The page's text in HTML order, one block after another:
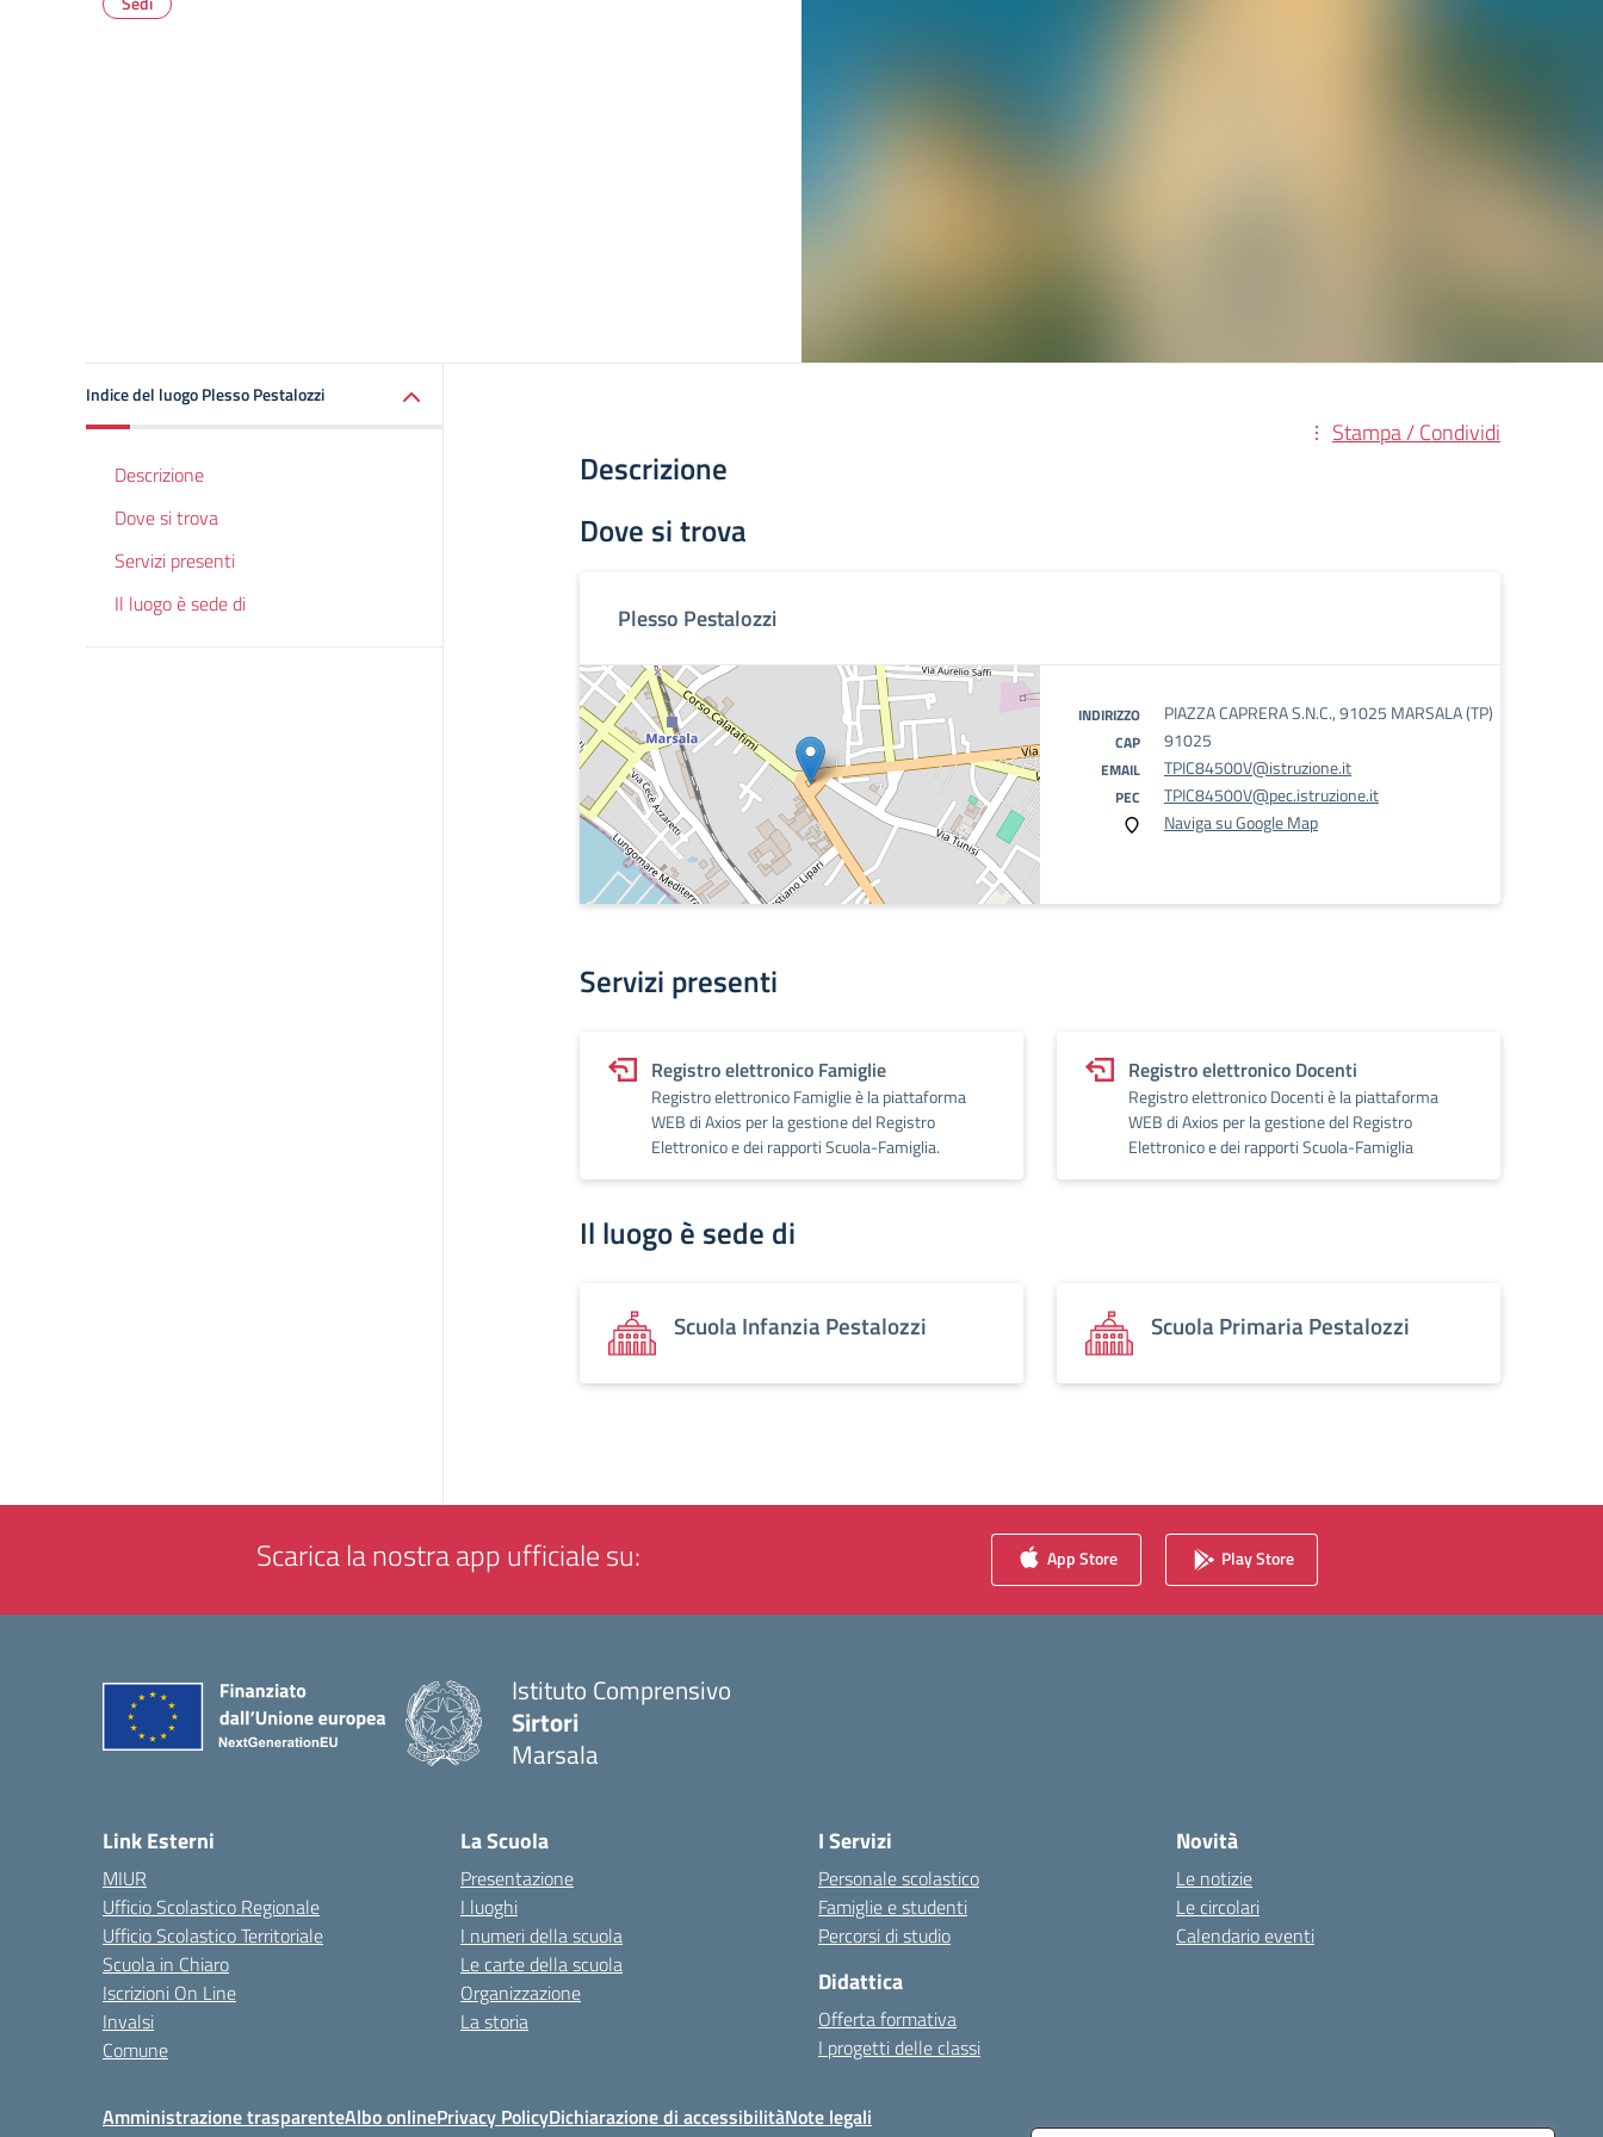
Indice del luogo Plesso Pestalozzi
Descrizione
Dove si trova
Servizi presenti
Il luogo è sede di
Stampa / Condividi
Descrizione
Dove si trova
Plesso Pestalozzi
INDIRIZZO PIAZZA CAPRERA S.N.C., 91025 MARSALA (TP)
CAP 91025
EMAIL TPIC84500V@istruzione.it
PEC
TPIC84500V@pec.istruzione.it
Naviga su Google Map
Servizi presenti
Registro elettronico Famiglie
Registro elettronico Famiglie è la piattaforma
WEB di Axios per la gestione del Registro
Elettronico e dei rapporti Scuola-Famiglia.
Registro elettronico Docenti
Registro elettronico Docenti è la piattaforma
WEB di Axios per la gestione del Registro
Elettronico e dei rapporti Scuola-Famiglia
Il luogo è sede di
Scuola Infanzia Pestalozzi Scuola Primaria Pestalozzi
Scarica la nostra app ufficiale su: App Store Play Store
Istituto Comprensivo
Sirtori
Marsala
Link Esterni
MIUR
Ufficio Scolastico Regionale
Ufficio Scolastico Territoriale
Scuola in Chiaro
Iscrizioni On Line
Invalsi
Comune
La Scuola
Presentazione
I luoghi
I numeri della scuola
Le carte della scuola
Organizzazione
La storia
I Servizi
Personale scolastico
Famiglie e studenti
Percorsi di studio
Didattica
Offerta formativa
I progetti delle classi
Novità
Le notizie
Le circolari
Calendario eventi
Amministrazione trasparenteAlbo onlinePrivacy PolicyDichiarazione di accessibilitàNote legali